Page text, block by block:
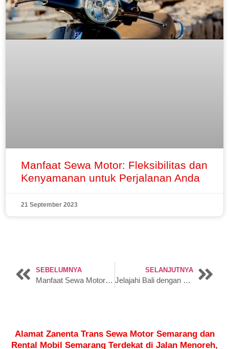
Manfaat Sewa Motor: Fleksibilitas dan
Kenyamanan untuk Perjalanan Anda
21 September 2023
SEBELUMNYA
Manfaat Sewa Motor: Fleksibilitas dan Kenyamanan untuk Perjalanan Anda
SELANJUTNYA
Jelajahi Bali dengan Motor Sewaan: Petualangan Seru di Pulau Dewata
Alamat Zanenta Trans Sewa Motor Semarang dan
Rental Mobil Semarang Terdekat di Jalan Menoreh,